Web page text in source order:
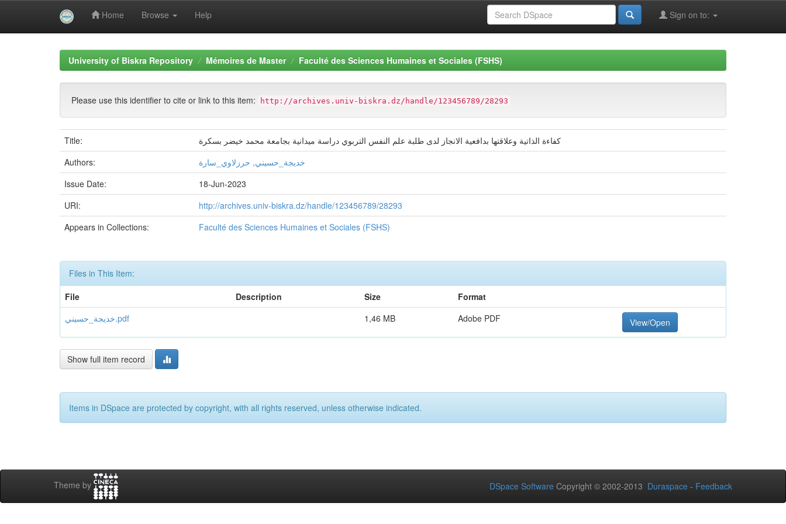
Home Browse Help Sign on to:
University of Biskra Repository Mémoires de Master Faculté des Sciences Humaines et Sociales (FSHS)
Please use this identifier to cite or link to this item: http://archives.univ-biskra.dz/handle/123456789/28293
Title:
كفاءة الذاتية وعلاقتها بدافعية الانجاز لدى طلبة علم النفس التربوي دراسة ميدانية بجامعة محمد خيضر بسكرة
Authors:
خديجة_حسيني, حرزلاوي_سارة
Issue Date:
18-Jun-2023
URI:
http://archives.univ-biskra.dz/handle/123456789/28293
Appears in Collections:
Faculté des Sciences Humaines et Sociales (FSHS)
Files in This Item:
File
Description Size
Format
خديجة_حسيني.pdf
1,46 MB Adobe PDF View/Open
Show full item record
Items in DSpace are protected by copyright, with all rights reserved, unless otherwise indicated.
Theme by DSpace Software Copyright © 2002-2013 Duraspace - Feedback